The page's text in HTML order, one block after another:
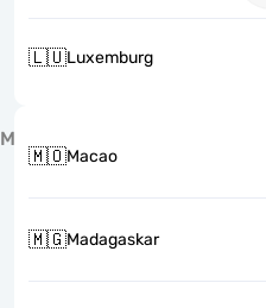
🇱🇺Luxemburg
M
🇲🇴Macao
🇲🇬Madagaskar